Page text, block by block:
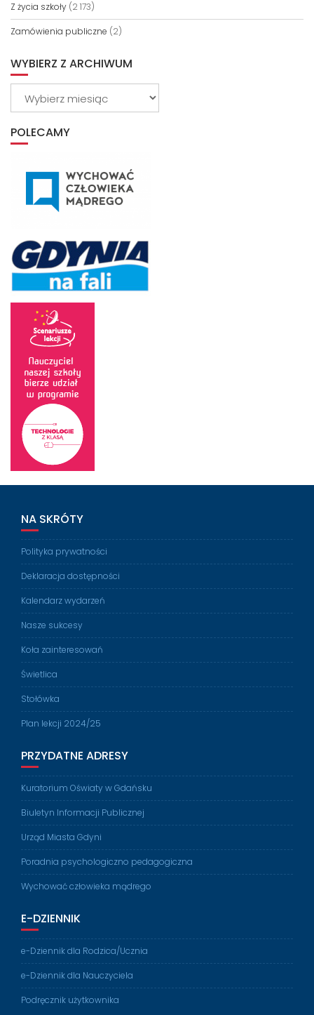
Z życia szkoły (2 173)
Zamówienia publiczne (2)
WYBIERZ Z ARCHIWUM
POLECAMY
NA SKRÓTY
Polityka prywatności
Deklaracja dostępności
Kalendarz wydarzeń
Nasze sukcesy
Koła zainteresowań
Świetlica
Stołówka
Plan lekcji 2024/25
PRZYDATNE ADRESY
Kuratorium Oświaty w Gdańsku
Biuletyn Informacji Publicznej
Urząd Miasta Gdyni
Poradnia psychologiczno pedagogiczna
Wychować człowieka mądrego
E-DZIENNIK
e-Dziennik dla Rodzica/Ucznia
e-Dziennik dla Nauczyciela
Podręcznik użytkownika